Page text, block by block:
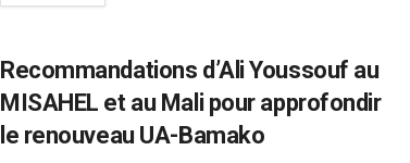
Recommandations d’Ali Youssouf au
MISAHEL et au Mali pour approfondir
le renouveau UA-Bamako